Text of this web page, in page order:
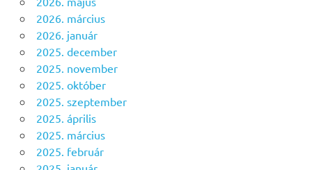
2026. március
2026. január
2025. december
2025. november
2025. október
2025. szeptember
2025. április
2025. március
2025. február